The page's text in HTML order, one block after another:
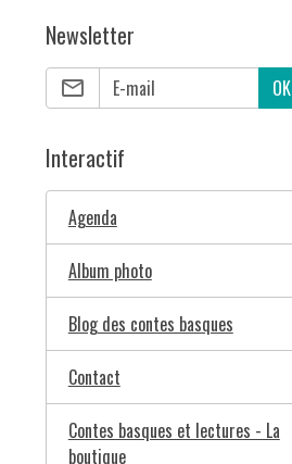
Newsletter
OK
Interactif
Agenda
Album photo
Blog des contes basques
Contact
Contes basques et lectures - La
boutique